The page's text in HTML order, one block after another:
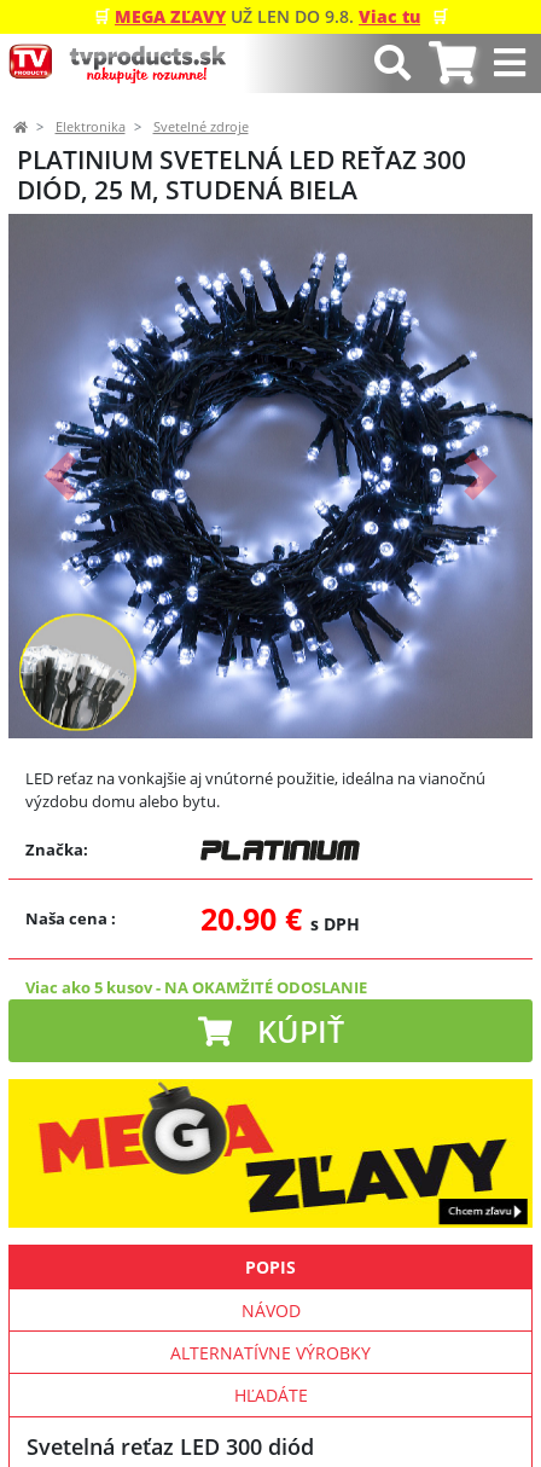
🛒 MEGA ZĽAVY UŽ LEN DO 9.8. Viac tu 🛒
Elektronika Svetelné zdroje
PLATINIUM SVETELNÁ LED REŤAZ 300
DIÓD, 25 M, STUDENÁ BIELA
Predchádzajúci Ďalší
LED reťaz na vonkajšie aj vnútorné použitie, ideálna na vianočnú
výzdobu domu alebo bytu.
Značka:
Naša cena : 20.90 € s DPH
Viac ako 5 kusov- NA OKAMŽITÉ ODOSLANIE
KÚPIŤ
POPIS
NÁVOD
ALTERNATÍVNE VÝROBKY
HĽADÁTE
Svetelná reťaz LED 300 diód